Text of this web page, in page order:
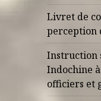
Livret de
perception
Instruction
Indochine à
officiers et